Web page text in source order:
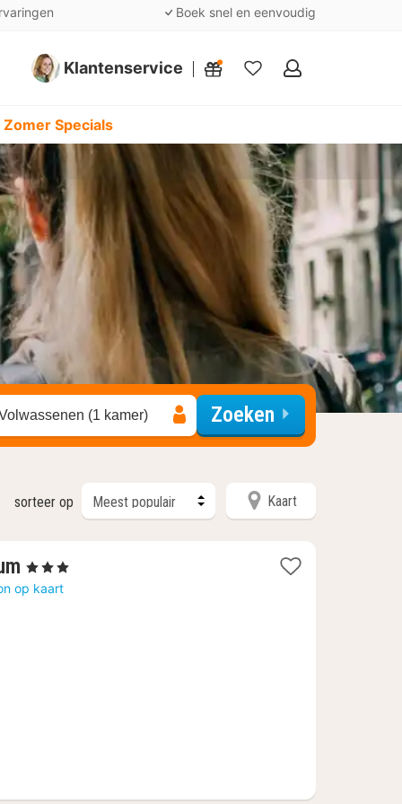
Boek snel en eenvoudig
Klantenservice
Mijn
Specials
(1 kamer) Zoeken
sorteer op Kaart
1
nacht
, 3 Sterren
op kaart